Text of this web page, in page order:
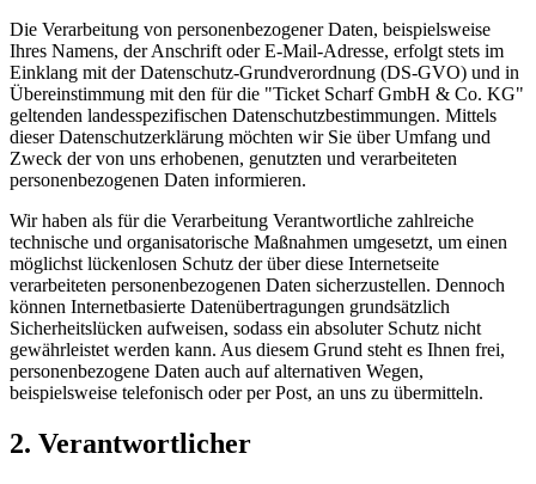
Die Verarbeitung von personenbezogener Daten, beispielsweise
Ihres Namens, der Anschrift oder E-Mail-Adresse, erfolgt stets im
Einklang mit der Datenschutz-Grundverordnung (DS-GVO) und in
Übereinstimmung mit den für die "Ticket Scharf GmbH & Co. KG"
geltenden landesspezifischen Datenschutzbestimmungen. Mittels
dieser Datenschutzerklärung möchten wir Sie über Umfang und
Zweck der von uns erhobenen, genutzten und verarbeiteten
personenbezogenen Daten informieren.
Wir haben als für die Verarbeitung Verantwortliche zahlreiche
technische und organisatorische Maßnahmen umgesetzt, um einen
möglichst lückenlosen Schutz der über diese Internetseite
verarbeiteten personenbezogenen Daten sicherzustellen. Dennoch
können Internetbasierte Datenübertragungen grundsätzlich
Sicherheitslücken aufweisen, sodass ein absoluter Schutz nicht
gewährleistet werden kann. Aus diesem Grund steht es Ihnen frei,
personenbezogene Daten auch auf alternativen Wegen,
beispielsweise telefonisch oder per Post, an uns zu übermitteln.
2. Verantwortlicher